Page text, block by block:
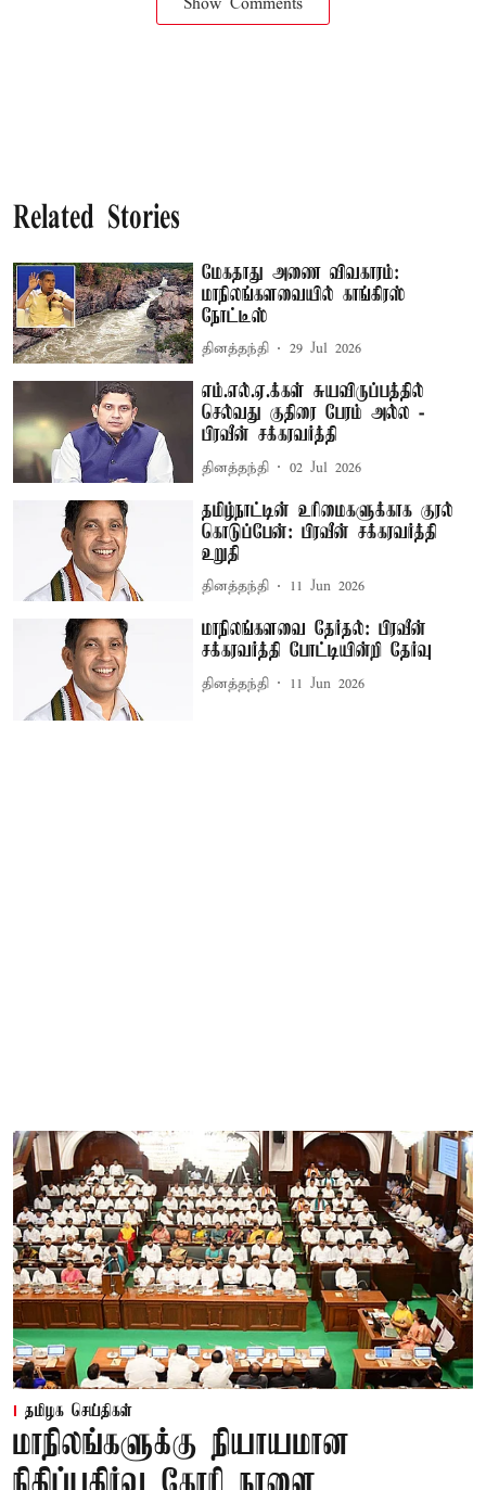
Related Stories
மேகதாது அணை விவகாரம்:
மாநிலங்களவையில் காங்கிரஸ்
நோட்டீஸ்
தினத்தந்தி 29 Jul 2026
எம்.எல்.ஏ.க்கள் சுயவிருப்பத்தில்
செல்வது குதிரை பேரம் அல்ல -
பிரவீன் சக்கரவர்த்தி
தினத்தந்தி 02 Jul 2026
தமிழ்நாட்டின் உரிமைகளுக்காக குரல்
கொடுப்பேன்: பிரவீன் சக்கரவர்த்தி
உறுதி
தினத்தந்தி 11 Jun 2026
மாநிலங்களவை தேர்தல்: பிரவீன்
சக்கரவர்த்தி போட்டியின்றி தேர்வு
தினத்தந்தி 11 Jun 2026
தமிழக செய்திகள்
மாநிலங்களுக்கு நியாயமான